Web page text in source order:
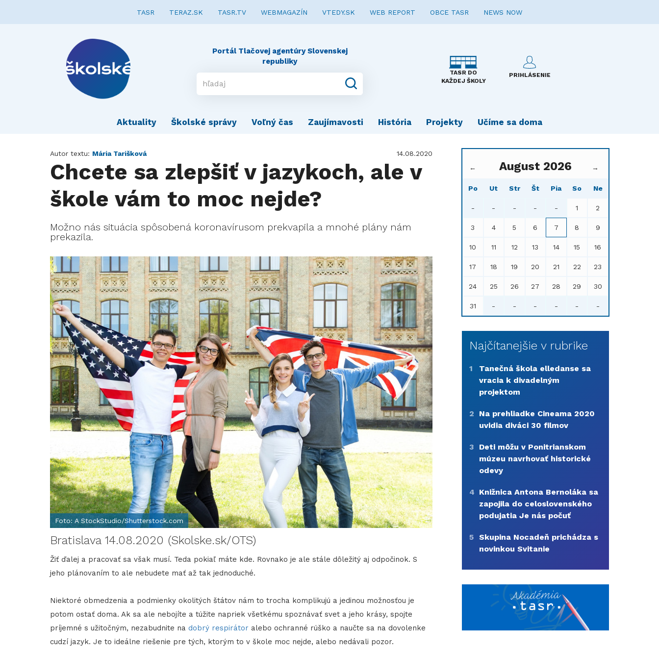
TASR TERAZ.SK TASR.TV WEBMAGAZÍN VTEDY.SK WEB REPORT OBCE TASR NEWS NOW
Portál Tlačovej agentúry Slovenskej
republiky
TASR DO
KAŽDEJ ŠKOLY
PRIHLÁSENIE
Aktuality Školské správy Voľný čas Zaujímavosti História Projekty Učíme sa doma
Autor textu: Mária Tarišková 14.08.2020
Chcete sa zlepšiť v jazykoch, ale v
škole vám to moc nejde?
Možno nás situácia spôsobená koronavírusom prekvapila a mnohé plány nám
prekazila.
Foto: A StockStudio/Shutterstock.com
Bratislava 14.08.2020 (Skolske.sk/OTS)
Žiť ďalej a pracovať sa však musí. Teda pokiaľ máte kde. Rovnako je ale stále dôležitý aj odpočinok. S
jeho plánovaním to ale nebudete mať až tak jednoduché.
Niektoré obmedzenia a podmienky okolitých štátov nám to trocha komplikujú a jedinou možnosťou je
potom ostať doma. Ak sa ale nebojíte a túžite napriek všetkému spoznávať svet a jeho krásy, spojte
príjemné s užitočným, nezabudnite na dobrý respirátor alebo ochranné rúško a naučte sa na dovolenke
cudzí jazyk. Je to ideálne riešenie pre tých, ktorým to v škole moc nejde, alebo nedávali pozor.
← August 2026 →
Po Ut Str Št Pia So Ne
- - - - - 1 2
3 4 5 6 7 8 9
10 11 12 13 14 15 16
17 18 19 20 21 22 23
24 25 26 27 28 29 30
31 - - - - - -
Najčítanejšie v rubrike
1
Tanečná škola elledanse sa
vracia k divadelným
projektom
2
Na prehliadke Cineama 2020
uvidia diváci 30 filmov
3
Deti môžu v Ponitrianskom
múzeu navrhovať historické
odevy
4 Knižnica Antona Bernoláka sa
zapojila do celoslovenského
podujatia Je nás počuť
5 Skupina Nocadeň prichádza s
novinkou Svitanie